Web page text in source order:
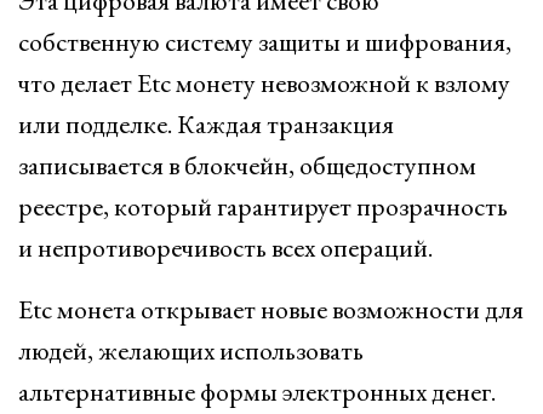
собственную систему защиты и шифрования,
что делает Etc монету невозможной к взлому
или подделке. Каждая транзакция
записывается в блокчейн, общедоступном
реестре, который гарантирует прозрачность
и непротиворечивость всех операций.
Etc монета открывает новые возможности для
людей, желающих использовать
альтернативные формы электронных денег.